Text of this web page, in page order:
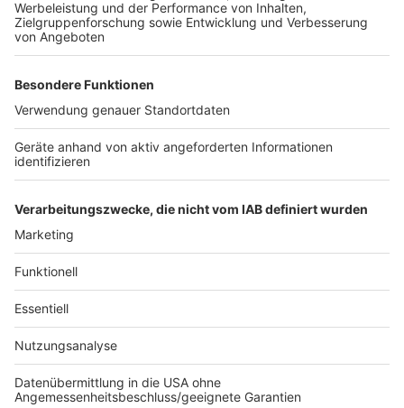
einzubetten. Dieser Service kann
sammeln. Bitte lesen Sie die
Details durch und stimmen Sie der
Nutzung des Service zu, um dieses
Video anzusehen.
Akzeptieren
Die neue Single von Camila Cabello zusammen mit
Playboi Carti: "I LUV IT"
Anzeige
Anzeige